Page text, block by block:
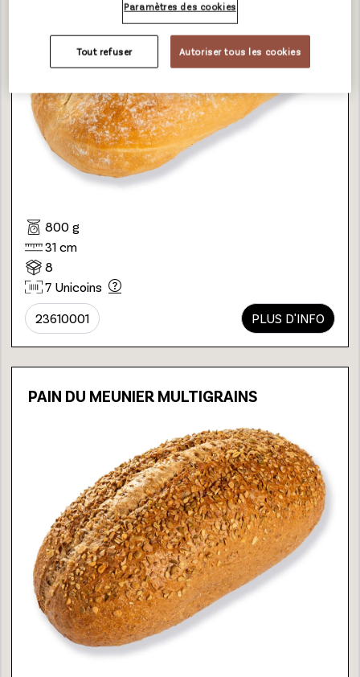
800 g
31 cm
8
7 Unicoins
23610001 PLUS D'INFO
PAIN DU MEUNIER MULTIGRAINS
Paramètres des cookies
Tout refuser Autoriser tous les cookies